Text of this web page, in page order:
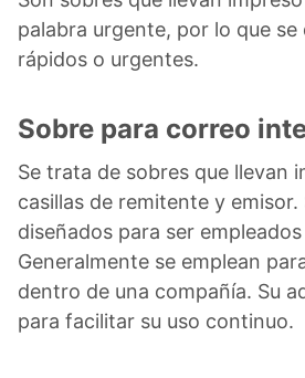
palabra urgente, por lo que se
rápidos o urgentes.
Sobre para correo
Se trata de sobres que llevan
casillas de remitente y emisor.
diseñados para ser
Generalmente se emplean
dentro de una compañía. Su
para facilitar su uso continuo.